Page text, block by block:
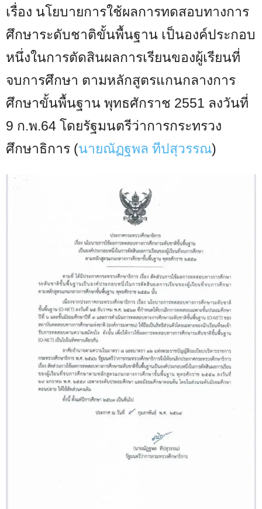
เรื่อง นโยบายการใช้ผลการทดสอบทางการ
ศึกษาระดับชาติขั้นพื้นฐาน เป็นองค์ประกอบ
หนึ่งในการตัดสินผลการเรียนของผู้เรียนที่
จบการศึกษา ตามหลักสูตรแกนกลางการ
ศึกษาขั้นพื้นฐาน พุทธศักราช 2551 ลงวันที่
9 ก.พ.64 โดยรัฐมนตรีว่าการกระทรวง
ศึกษาธิการ (นายณัฏฐพล ทีปสุวรรณ)